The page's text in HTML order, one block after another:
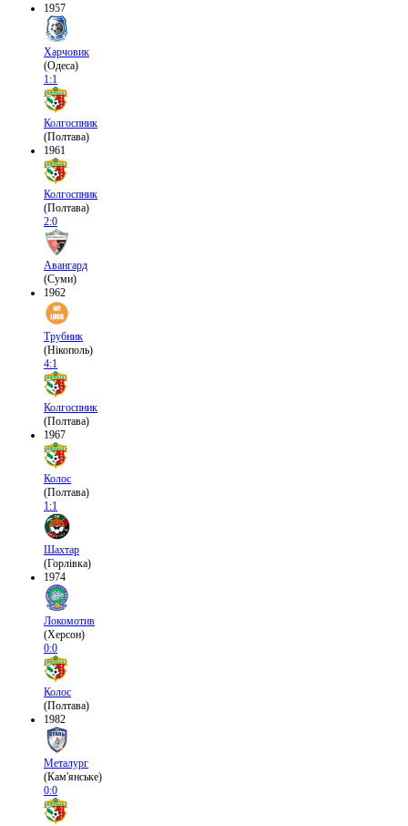
1957
Харчовик
(Одеса)
1:1
Колгоспник
(Полтава)
1961
Колгоспник
(Полтава)
2:0
Авангард
(Суми)
1962
Трубник
(Нікополь)
4:1
Колгоспник
(Полтава)
1967
Колос
(Полтава)
1:1
Шахтар
(Горлівка)
1974
Локомотив
(Херсон)
0:0
Колос
(Полтава)
1982
Металург
(Кам'янське)
0:0